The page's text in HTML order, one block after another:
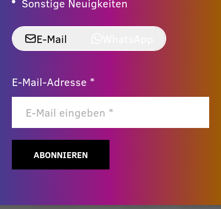
Sonstige Neuigkeiten
E-Mail
E-Mail-Adresse *
ABONNIEREN